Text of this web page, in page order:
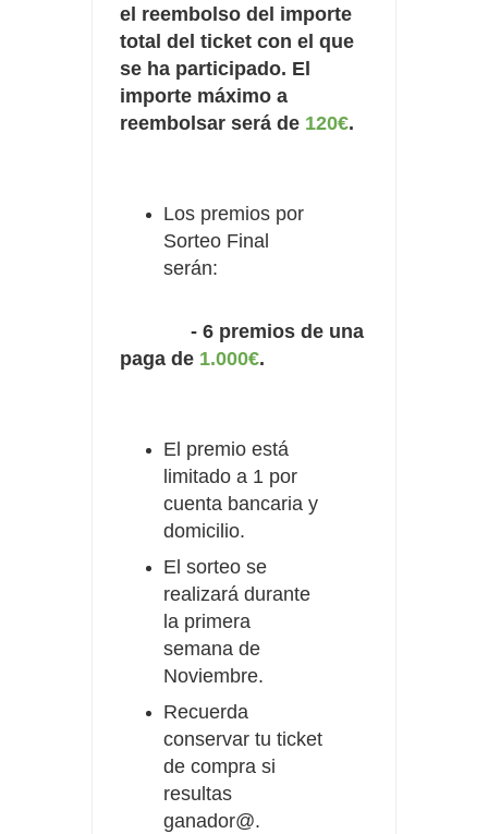
el reembolso del importe
total del ticket con el que
se ha participado. El
importe máximo a
reembolsar será de 120€.
Los premios por
Sorteo Final
serán:
- 6 premios de una
paga de 1.000€.
El premio está
limitado a 1 por
cuenta bancaria y
domicilio.
El sorteo se
realizará durante
la primera
semana de
Noviembre.
Recuerda
conservar tu ticket
de compra si
resultas
ganador@.